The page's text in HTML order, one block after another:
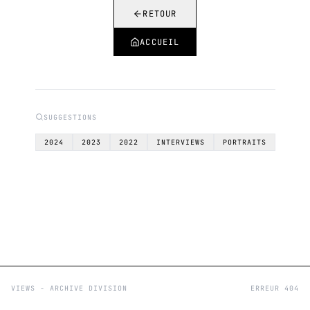
RETOUR
ACCUEIL
SUGGESTIONS
2024 2023 2022 INTERVIEWS PORTRAITS
VIEWS - ARCHIVE DIVISION ERREUR 404